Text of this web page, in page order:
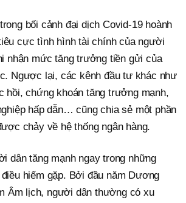
bối cảnh đại dịch Covid-19 hoành
cực tình hình tài chính của người
nhận mức tăng trưởng tiền gửi của
Ngược lại, các kênh đầu tư khác như
hồi, chứng khoán tăng trưởng mạnh,
hấp dẫn… cũng chia sẻ một phần
chảy về hệ thống ngân hàng.
dân tăng mạnh ngay trong những
hiếm gặp. Bởi đầu năm Dương
Âm lịch, người dân thường có xu